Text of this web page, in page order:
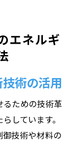
エネルギ
術の活用
ための技術革
しています。
技術や材料の